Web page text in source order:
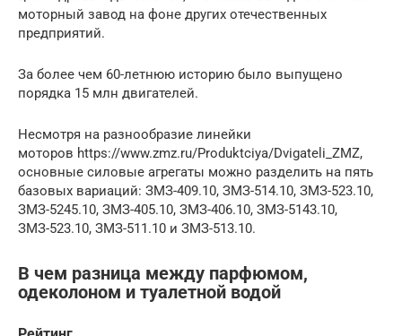
моторный завод на фоне других отечественных
предприятий.
За более чем 60-летнюю историю было выпущено
порядка 15 млн двигателей.
Несмотря на разнообразие линейки
моторов https://www.zmz.ru/Produktciya/Dvigateli_ZMZ,
основные силовые агрегаты можно разделить на пять
базовых вариаций: ЗМЗ-409.10, ЗМЗ-514.10, ЗМЗ-523.10,
ЗМЗ-5245.10, ЗМЗ-405.10, ЗМЗ-406.10, ЗМЗ-5143.10,
ЗМЗ-523.10, ЗМЗ-511.10 и ЗМЗ-513.10.
В чем разница между парфюмом,
одеколоном и туалетной водой